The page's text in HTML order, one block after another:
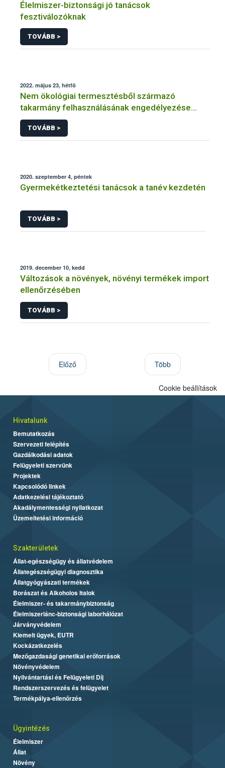
Élelmiszer-biztonsági jó tanácsok
fesztiválozóknak
TOVÁBB >
2022. május 23, hétfő
Nem ökológiai termesztésből származó
takarmány felhasználásának engedélyezése
ökológiai (bio) gazdálkodás esetén
TOVÁBB >
2020. szeptember 4, péntek
Gyermekétkeztetési tanácsok a tanév kezdetén
TOVÁBB >
2019. december 10, kedd
Változások a növények, növényi termékek import
ellenőrzésében
TOVÁBB >
Előző Több
Cookie beállítások
Hivatalunk
Bemutatkozás
Szervezeti felépítés
Gazdálkodási adatok
Felügyeleti szervünk
Projektek
Kapcsolódó linkek
Adatkezelési tájékoztató
Akadálymentességi nyilatkozat
Üzemeltetési információ
Szakterületek
Állat-egészségügy és állatvédelem
Állategészségügyi diagnosztika
Állatgyógyászati termékek
Borászat és Alkoholos Italok
Élelmiszer- és takarmánybiztonság
Élelmiszerlánc-biztonsági laborhálózat
Járványvédelem
Kiemelt ügyek, EUTR
Kockázatkezelés
Mezőgazdasági genetikai erőforrások
Növényvédelem
Nyilvántartási és Felügyeleti Díj
Rendszerszervezés és felügyelet
Termékpálya-ellenőrzés
Ügyintézés
Élelmiszer
Állat
Növény